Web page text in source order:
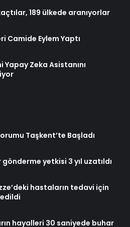
189 ülkede aranıyorlar
Camide Eylem Yaptı
Zeka Asistanını
Taşkent’te Başladı
yetkisi 3 yıl uzatıldı
hastaların tedavi için
edildi
hayalleri 30 saniyede buhar